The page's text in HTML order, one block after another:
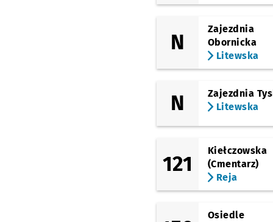
(Litewska)
Inflancka
(Litewska)
N
Zajezdnia
Obornicka
Litewska
N
Zajezdnia
Litewska
121
Kiełczowska
(Cmentarz)
Reja
Osiedle